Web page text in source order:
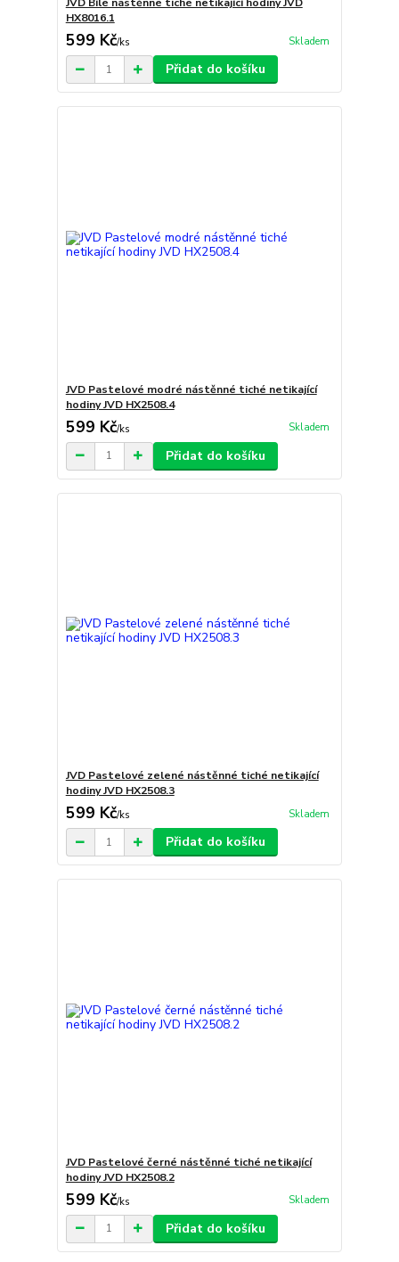
JVD Bílé nástěnné tiché netikající hodiny JVD
HX8016.1
599 Kč/ks Skladem
Přidat do košíku
JVD Pastelové modré nástěnné tiché netikající
hodiny JVD HX2508.4
599 Kč/ks Skladem
Přidat do košíku
JVD Pastelové zelené nástěnné tiché netikající
hodiny JVD HX2508.3
599 Kč/ks Skladem
Přidat do košíku
JVD Pastelové černé nástěnné tiché netikající
hodiny JVD HX2508.2
599 Kč/ks Skladem
Přidat do košíku